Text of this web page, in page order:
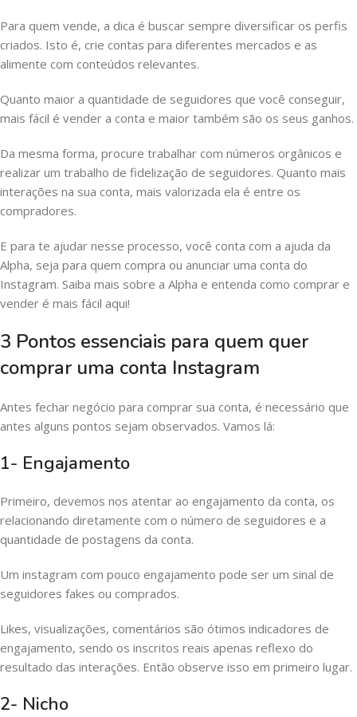
Para quem vende, a dica é buscar sempre diversificar os perfis
criados. Isto é, crie contas para diferentes mercados e as
alimente com conteúdos relevantes.
Quanto maior a quantidade de seguidores que você conseguir,
mais fácil é vender a conta e maior também são os seus ganhos.
Da mesma forma, procure trabalhar com números orgânicos e
realizar um trabalho de fidelização de seguidores. Quanto mais
interações na sua conta, mais valorizada ela é entre os
compradores.
E para te ajudar nesse processo, você conta com a ajuda da
Alpha, seja para quem compra ou anunciar uma conta do
Instagram. Saiba mais sobre a Alpha e entenda como comprar e
vender é mais fácil aqui!
3 Pontos essenciais para quem quer
comprar uma conta Instagram
Antes fechar negócio para comprar sua conta, é necessário que
antes alguns pontos sejam observados. Vamos lá:
1- Engajamento
Primeiro, devemos nos atentar ao engajamento da conta, os
relacionando diretamente com o número de seguidores e a
quantidade de postagens da conta.
Um instagram com pouco engajamento pode ser um sinal de
seguidores fakes ou comprados.
Likes, visualizações, comentários são ótimos indicadores de
engajamento, sendo os inscritos reais apenas reflexo do
resultado das interações. Então observe isso em primeiro lugar.
2- Nicho